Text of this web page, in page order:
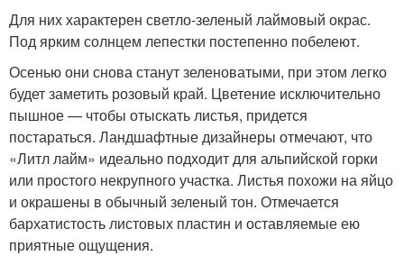
Для них характерен светло-зеленый лаймовый окрас.
Под ярким солнцем лепестки постепенно побелеют.
Осенью они снова станут зеленоватыми, при этом легко
будет заметить розовый край. Цветение исключительно
пышное — чтобы отыскать листья, придется
постараться. Ландшафтные дизайнеры отмечают, что
«Литл лайм» идеально подходит для альпийской горки
или простого некрупного участка. Листья похожи на яйцо
и окрашены в обычный зеленый тон. Отмечается
бархатистость листовых пластин и оставляемые ею
приятные ощущения.